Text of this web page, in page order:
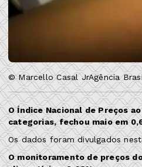
© Marcello Casal JrAgência
O Índice Nacional de Preços
categorias, fechou maio em
Os dados foram divulgados
O monitoramento de preços